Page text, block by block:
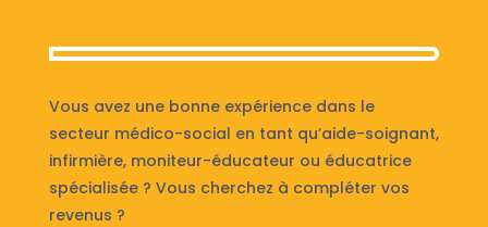
Vous avez une bonne expérience dans le
secteur médico-social en tant qu’aide-soignant,
infirmière, moniteur-éducateur ou éducatrice
spécialisée ? Vous cherchez à compléter vos
revenus ?